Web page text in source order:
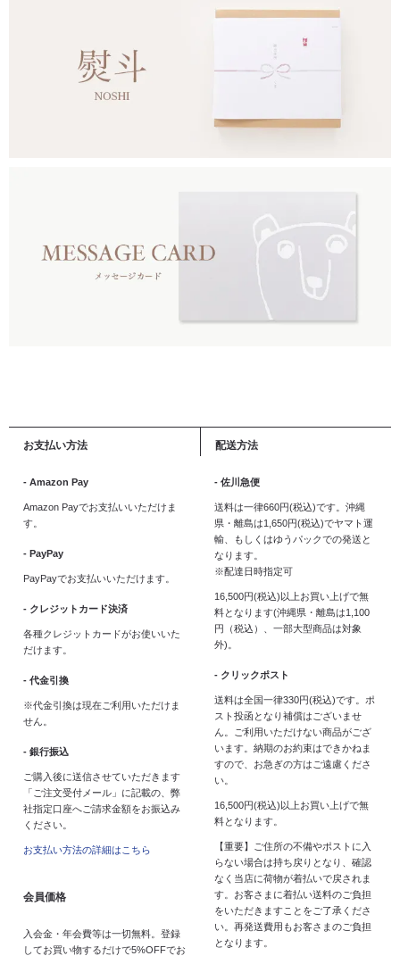
お支払い方法
- Amazon Pay
Amazon Payでお支払いいただけま
す。
- PayPay
PayPayでお支払いいただけます。
- クレジットカード決済
各種クレジットカードがお使いいた
だけます。
- 代金引換
※代金引換は現在ご利用いただけま
せん。
- 銀行振込
ご購入後に送信させていただきます
「ご注文受付メール」に記載の、弊
社指定口座へご請求金額をお振込み
ください。
お支払い方法の詳細はこちら
会員価格
入会金・年会費等は一切無料。登録
してお買い物するだけで5%OFFでお
配送方法
- 佐川急便
送料は一律660円(税込)です。沖縄
県・離島は1,650円(税込)でヤマト運
輸、もしくはゆうパックでの発送と
なります。
※配達日時指定可
16,500円(税込)以上お買い上げで無
料となります(沖縄県・離島は1,100
円（税込）、一部大型商品は対象
外)。
- クリックポスト
送料は全国一律330円(税込)です。ポ
スト投函となり補償はございませ
ん。ご利用いただけない商品がござ
います。納期のお約束はできかねま
すので、お急ぎの方はご遠慮くださ
い。
16,500円(税込)以上お買い上げで無
料となります。
【重要】ご住所の不備やポストに入
らない場合は持ち戻りとなり、確認
なく当店に荷物が着払いで戻されま
す。お客さまに着払い送料のご負担
をいただきますことをご了承くださ
い。再発送費用もお客さまのご負担
となります。